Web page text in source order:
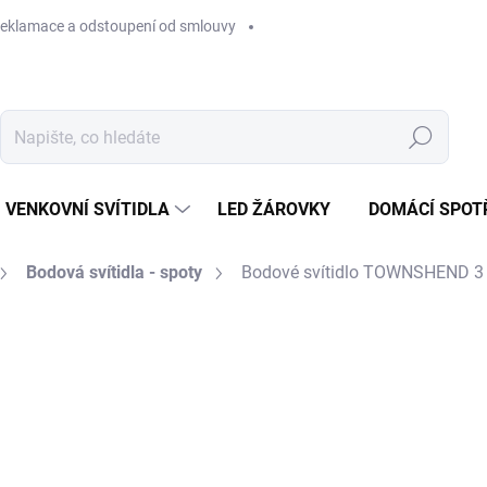
a odstoupení od smlouvy
Hledat
VENKOVNÍ SVÍTIDLA LED ŽÁROVKY DOMÁCÍ
Bodová svítidla - spoty Bodové svítidlo TOWNSHEND